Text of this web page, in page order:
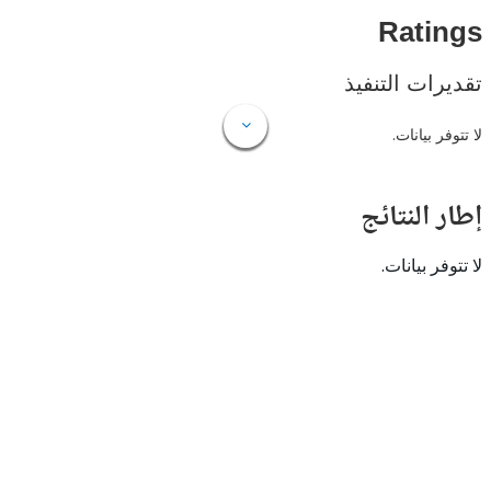
التنفيذ
بيانات.
بيانات.